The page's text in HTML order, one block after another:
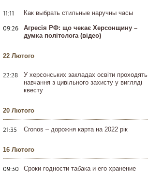
11:11 Как выбрать стильные наручны часы
09:26
Агресія РФ: що чекає Херсонщину –
думка політолога (відео)
22 Лютого
22:28
У херсонських закладах освіти проходять
навчання з цивільного захисту у вигляді
квесту
20 Лютого
21:35 Cronos – дорожня карта на 2022 рік
16 Лютого
09:30 Сроки годности табака и его хранение